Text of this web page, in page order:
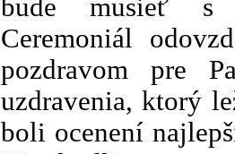
bude musieť s
Ceremoniál
pozdravom pre
uzdravenia, ktorý
boli ocenení